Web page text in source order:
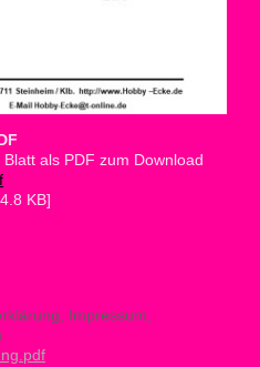
als PDF zum Download
KB]
Impressum,